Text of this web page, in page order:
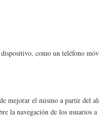
como un teléfono
mejorar el mismo a partir del
la navegación de los usuarios